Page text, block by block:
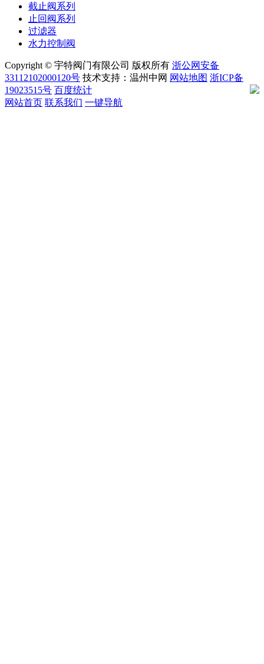
截止阀系列
止回阀系列
过滤器
水力控制阀
Copyright © 宇特阀门有限公司 版权所有 浙公网安备
33112102000120号 技术支持：温州中网 网站地图 浙ICP备
19023515号 百度统计
网站首页 联系我们 一键导航